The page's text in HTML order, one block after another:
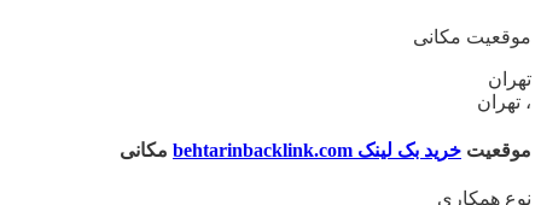
موقعیت مکانی
تهران
، تهران
موقعیت خرید بک لینک behtarinbacklink.com مکانی
نوع همکاری